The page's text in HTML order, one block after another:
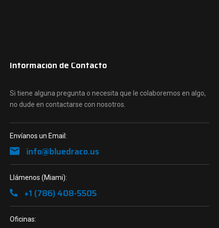
Información de Contacto
Si tiene alguna pregunta o necesita que le colaboremos en algo,
no dude en contactarse con nosotros.
Envíanos un Email:
info@bluedraco.us
Llámenos (Miami):
+1 (786) 408-5505
Oficinas: